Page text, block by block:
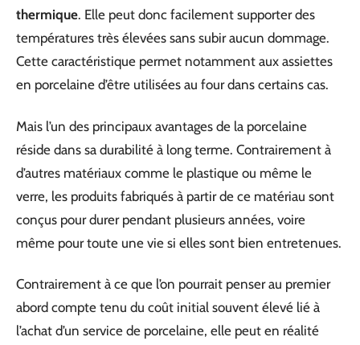
thermique. Elle peut donc facilement supporter des
températures très élevées sans subir aucun dommage.
Cette caractéristique permet notamment aux assiettes
en porcelaine d’être utilisées au four dans certains cas.
Mais l’un des principaux avantages de la porcelaine
réside dans sa durabilité à long terme. Contrairement à
d’autres matériaux comme le plastique ou même le
verre, les produits fabriqués à partir de ce matériau sont
conçus pour durer pendant plusieurs années, voire
même pour toute une vie si elles sont bien entretenues.
Contrairement à ce que l’on pourrait penser au premier
abord compte tenu du coût initial souvent élevé lié à
l’achat d’un service de porcelaine, elle peut en réalité